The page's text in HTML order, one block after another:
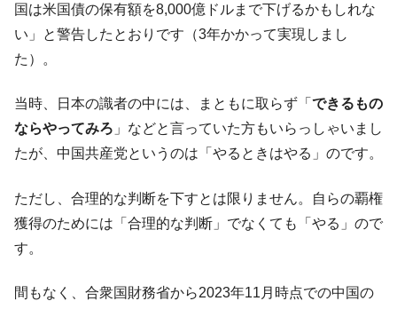
国は米国債の保有額を8,000億ドルまで下げるかもしれな
い」と警告したとおりです（3年かかって実現しまし
た）。
当時、日本の識者の中には、まともに取らず「 できるもの
ならやってみろ 」などと言っていた方もいらっしゃいまし
たが、中国共産党というのは「やるときはやる」のです。
ただし、合理的な判断を下すとは限りません。自らの覇権
獲得のためには「合理的な判断」でなくても「やる」ので
す。
間もなく、合衆国財務省から2023年11月時点での中国の